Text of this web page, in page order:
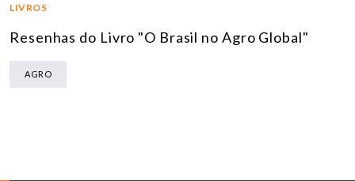
LIVROS
Resenhas do Livro "O Brasil no Agro Global"
AGRO